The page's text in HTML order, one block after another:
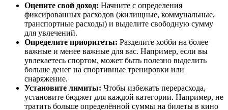
Оцените свой доход: Начните с определения
фиксированных расходов (жилищные, коммунальные,
транспортные расходы) и выделите свободную сумму
для увлечений.
Определите приоритеты: Разделите хобби на более
важные и менее важные для вас. Например, если вы
увлекаетесь спортом, может быть полезно выделить
больше денег на спортивные тренировки или
снаряжение.
Установите лимиты: Чтобы избежать перерасхода,
установите бюджет для каждой категории. Например, не
тратить больше определённой суммы на билеты в кино